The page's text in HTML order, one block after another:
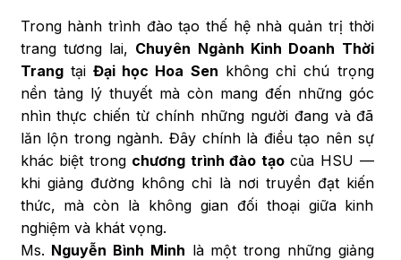
Trong hành trình đào tạo thế hệ nhà quản trị thời
trang tương lai, Chuyên Ngành Kinh Doanh Thời
Trangtại Đại học Hoa Sen không chỉ chú trọng
nền tảng lý thuyết mà còn mang đến những góc
nhìn thực chiến từ chính những người đang và đã
lăn lộn trong ngành. Đây chính là điều tạo nên sự
khác biệt trong chương trình đào tạocủa HSU —
khi giảng đường không chỉ là nơi truyền đạt kiến
thức, mà còn là không gian đối thoại giữa kinh
nghiệm và khát vọng.
Ms. Nguyễn Bình Minh là một trong những giảng